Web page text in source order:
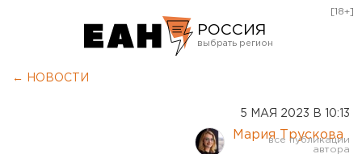
РОССИЯ
Курган
[18+]
← НОВОСТИ
5 МАЯ 2023 В 10:13
Мария Трускова